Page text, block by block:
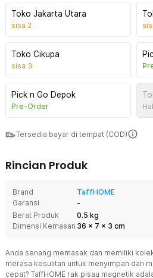
Toko Jakarta Utara
sisa 2
Toko Cikupa
sisa 3
Pick n Go Depok
Pre-Order
Tersedia bayar di tempat (COD)
Rincian Produk
Brand
TaffHOME
Garansi
-
Berat Produk
0.5 kg
Dimensi Kemasan 36 x 7 x 3 cm
Anda senang memasak dan memiliki
merasa kesulitan untuk menyimpan dan
cepat? TaffHOME rak pisau magnetik